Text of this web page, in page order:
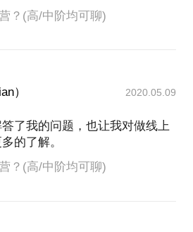
？(高/中阶均可聊)
） 2020.05.09
了我的问题，也让我对做线上
的了解。
？(高/中阶均可聊)